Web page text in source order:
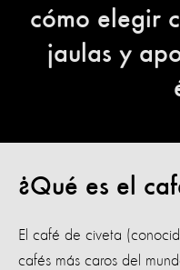
cómo elegir
jaulas y
¿Qué es el
El café de civeta
cafés más caros del